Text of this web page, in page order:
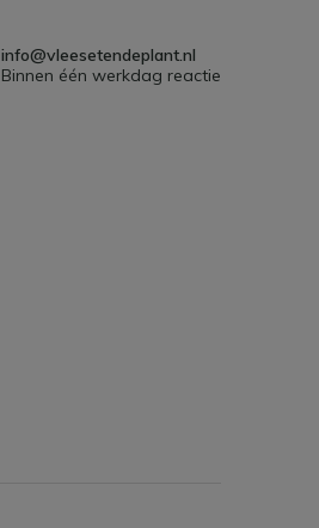
info@vleesetendeplant.nl
Binnen één werkdag reactie